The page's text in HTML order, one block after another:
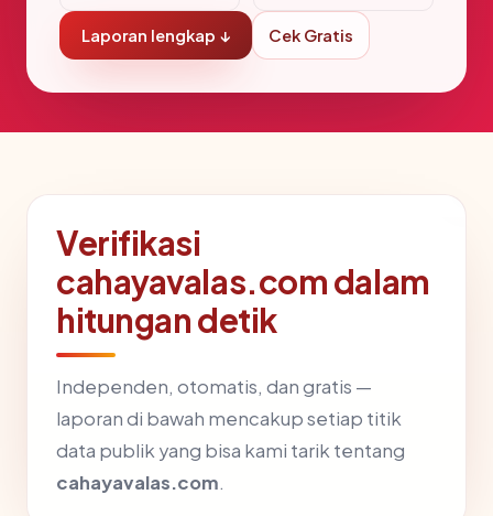
Laporan lengkap ↓ Cek Gratis
Verifikasi
cahayavalas.com dalam
hitungan detik
Independen, otomatis, dan gratis —
laporan di bawah mencakup setiap titik
data publik yang bisa kami tarik tentang
cahayavalas.com.